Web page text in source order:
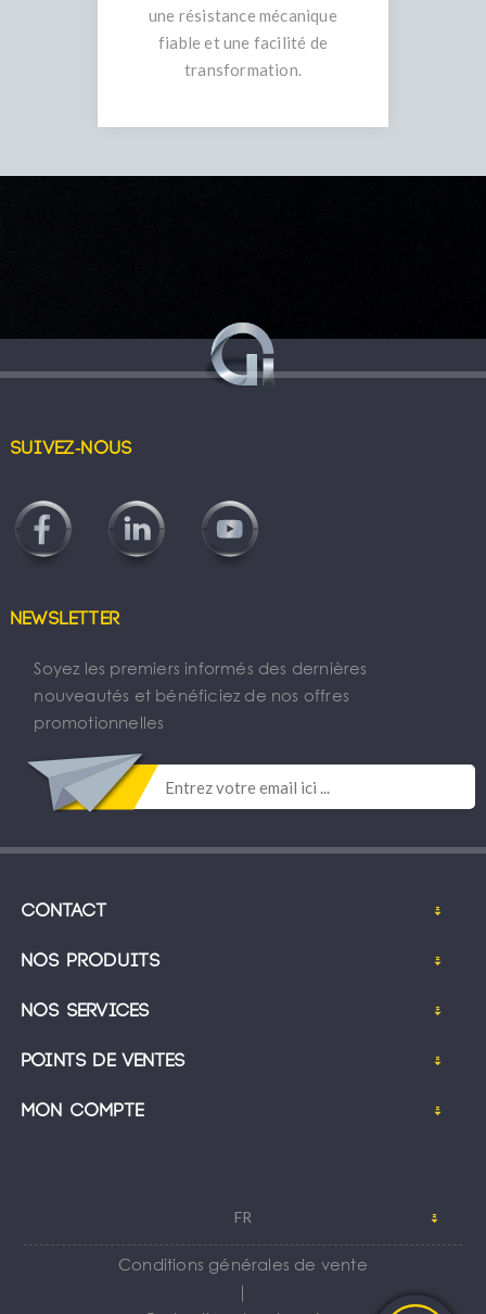
une résistance mécanique
fiable et une facilité de
transformation.
Suivez-nous
Newsletter
Soyez les premiers informés des dernières
nouveautés et bénéficiez de nos offres
promotionnelles
Contact
Nos produits
Nos services
Points de ventes
Mon compte
FR
Conditions générales de vente
｜